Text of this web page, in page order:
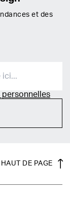
et des
personnelles
HAUT DE PAGE